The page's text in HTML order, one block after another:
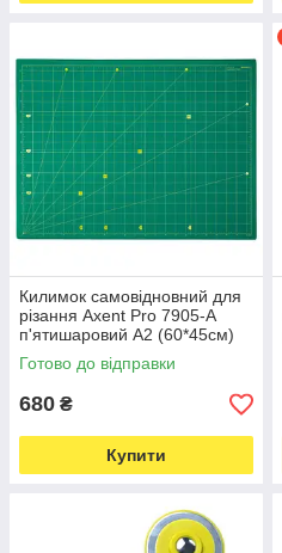
Килимок самовідновний для
різання Axent Pro 7905-A
п'ятишаровий А2 (60*45см)
(6007)
Готово до відправки
680 ₴
Купити